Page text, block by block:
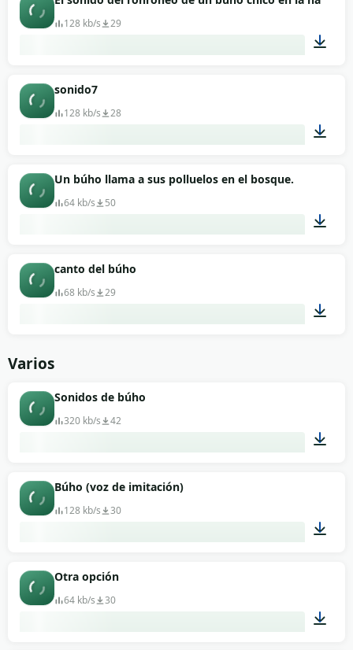
128 kb/s 29
sonido7
128 kb/s 28
Un búho llama a sus polluelos en el bosque.
64 kb/s 50
canto del búho
68 kb/s 29
Varios
Sonidos de búho
320 kb/s 42
Búho (voz de imitación)
128 kb/s 30
Otra opción
64 kb/s 30